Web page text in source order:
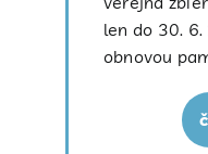
len do 30.
obnovou